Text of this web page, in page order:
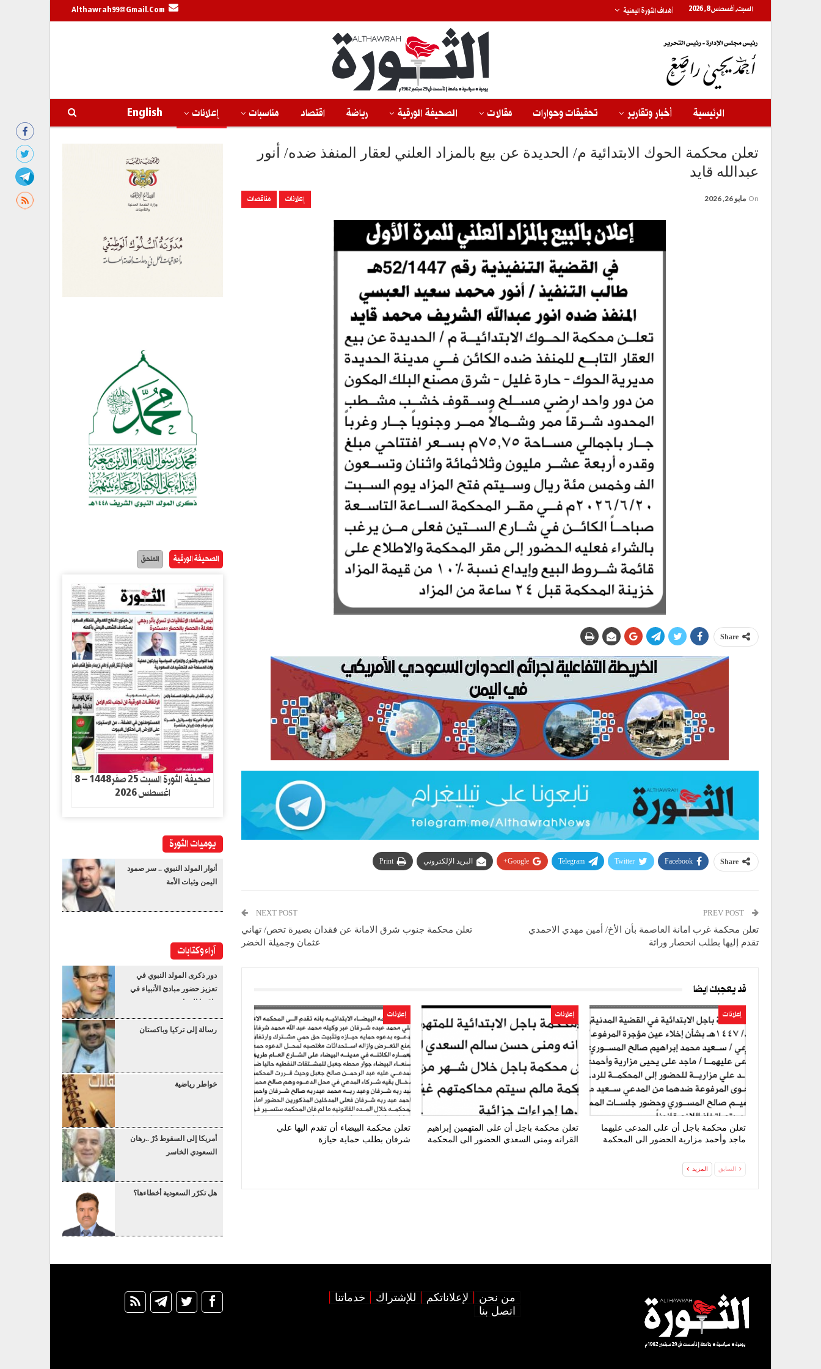
السبت, أغسطس 8, 2026 أهداف الثورة اليمنية Althawrah99@gmail.com
الرئيسية أخبار وتقارير تحقيقات وحوارات مقالات الصحيفة الورقية رياضة اقتصاد مناسبات إعلانات English
تعلن محكمة الحوك الابتدائية م/ الحديدة عن بيع بالمزاد العلني لعقار المنفذ ضده/ أنور
عبدالله قايد
إعلانات مناقصات On مايو 26, 2026
Share
Share
Facebook
Twitter
Telegram
Google+ البريد الإلكتروني Print
تعلن محكمة غرب امانة العاصمة بأن الأخ/ أمين مهدي الاحمدي
تقدم إليها بطلب انحصار وراثة
NEXT POST
تعلن محكمة جنوب شرق الامانة عن فقدان بصيرة تخص/ تهاني
عثمان وجميلة الخضر
قد يعجبك ايضا
إعلانات
تعلن محكمة باجل أن على المدعى عليهما
ماجد وأحمد مزارية الحضور الى المحكمة
إعلانات
تعلن محكمة باجل أن على المتهمين إبراهيم
القرانه ومنى السعدي الحضور الى المحكمة
إعلانات
تعلن محكمة البيضاء أن تقدم اليها علي
شرفان بطلب حماية حيازة
السابق المزيد
الصحيفة الورقية الملحق
صحيفة الثورة السبت 25 صفر1448 – 8
اغسطس 2026
يوميات الثورة
أنوار المولد النبوي .. سر صمود
اليمن وثبات الأمة
آراء وكتابات
دور ذكرى المولد النبوي في
تعزيز حضور مبادئ الأنبياء في
واقعنا المعاصر
رسالة إلى تركيا وباكستان
خواطر رياضية
أمريكا إلى السقوط دُرْ ..رهان
السعودي الخاسر
هل تكرّر السعودية أخطاءها؟
من نحن لإعلاناتكم للإشتراك
خدماتنا
اتصل بنا